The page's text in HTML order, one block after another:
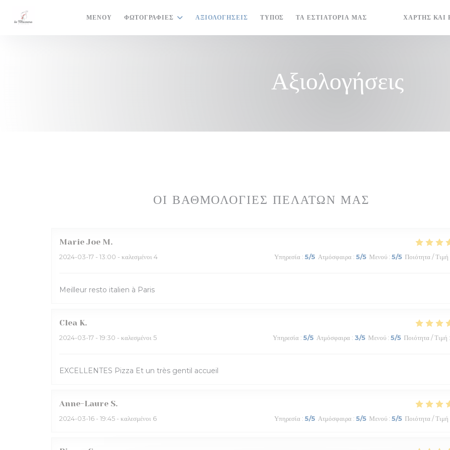
ΜΕΝΟΎ ΦΩΤΟΓΡΑΦΊΕΣ ΑΞΙΟΛΟΓΉΣΕΙΣ ΤΎΠΟΣ ΤΑ ΕΣΤΙΑΤΌΡΙΆ ΜΑΣ ΧΆΡΤΗΣ ΚΑΙ
Αξιολογήσεις
ΟΙ ΒΑΘΜΟΛΟΓΊΕΣ ΠΕΛΑΤΏΝ ΜΑΣ
Marie Joe M
2024-03-17 - 13:00 - καλεσμένοι 4 Υπηρεσία : 5/5 Ατμόσφαιρα : 5/5 Μενού : 5/5 Ποιότητα / Τιμή
Meilleur resto italien à Paris
Clea K
2024-03-17 - 19:30 - καλεσμένοι 5 Υπηρεσία : 5/5 Ατμόσφαιρα : 3/5 Μενού : 5/5 Ποιότητα / Τιμή :
EXCELLENTES Pizza Et un très gentil accueil
Anne-Laure S
2024-03-16 - 19:45 - καλεσμένοι 6 Υπηρεσία : 5/5 Ατμόσφαιρα : 5/5 Μενού : 5/5 Ποιότητα / Τιμή